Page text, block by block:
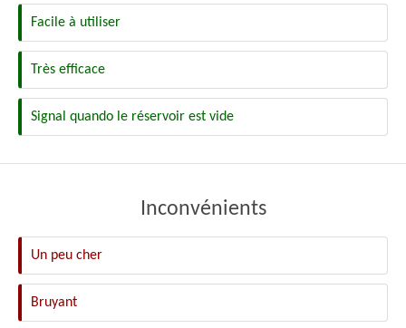
Facile à utiliser
Très efficace
Signal quando le réservoir est vide
Inconvénients
Un peu cher
Bruyant